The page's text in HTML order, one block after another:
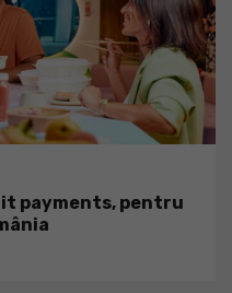
payments, pentru